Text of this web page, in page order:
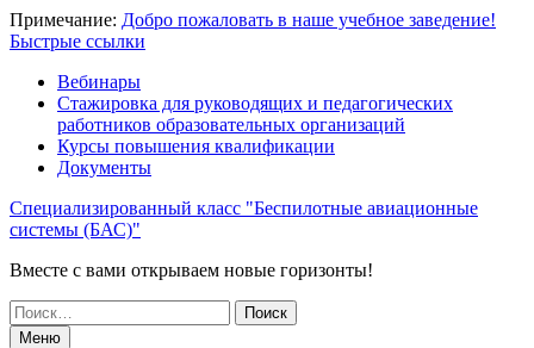
Перейти
к
Примечание: Добро пожаловать в наше учебное заведение!
Быстрые ссылки
Вебинары
Стажировка для руководящих и педагогических
работников образовательных организаций
Курсы повышения квалификации
Документы
Специализированный класс "Беспилотные авиационные
системы (БАС)"
Вместе с вами открываем новые горизонты!
Поиск
по:Меню